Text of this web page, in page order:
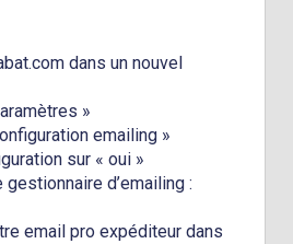
dans un nouvel
»
emailing »
sur « oui »
d’emailing :
email pro expéditeur dans